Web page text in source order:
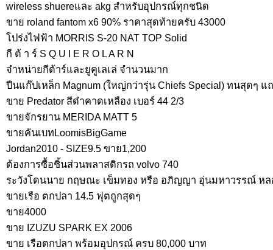
wireless shuereและ akg สำหรับอุปกรณ์ทุกชนิด
ขาย roland fantom x6 90% ราคาสุดท้ายครับ 43000
โปร่งไฟฟ้า MORRIS S-20 NAT TOP Solid
กี ต้ า ร์ S Q U I E R O L A R N
จำหน่ายกีต้าร์และยูคูเลเล่ จำนวนมาก
ปืนแก๊ปเหล็ก Magnum (ใหญ่กว่ารุ่น Chiefs Special) ทนสุดๆ
ขาย Predator สีดำคาดเหลือง เบอร์ 44 2/3
ขายจักรยาน MERIDA MATT 5
ขายคันเบทLoomisBigGame
Jordan2010 - SIZE9.5 ขาย1,200
ต้องการซื้อชิ้นส่วนพลาสติกรถ volvo 740
ระวังโดนนาย กฤษณะ เข็มทอง หรือ อภิญญา อุ่นมหาวรรณ์ หล
ขายเรือ ตกปลา 14.5 ฟุตถูกสุดๆ
ขาย4000
ขาย IZUZU SPARK EX 2006
ขาย เรือตกปลา พร้อมอุปกรณ์ ครบ 80,000 บาท